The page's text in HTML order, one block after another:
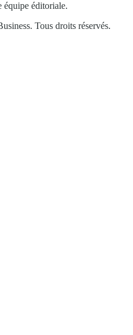
équipe éditoriale.
Tous droits réservés.